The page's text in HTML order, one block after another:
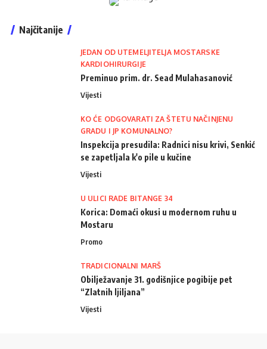
Najčitanije
JEDAN OD UTEMELJITELJA MOSTARSKE
KARDIOHIRURGIJE
Preminuo prim. dr. Sead Mulahasanović
Vijesti
KO ĆE ODGOVARATI ZA ŠTETU NAČINJENU
GRADU I JP KOMUNALNO?
Inspekcija presudila: Radnici nisu krivi, Senkić
se zapetljala k'o pile u kučine
Vijesti
U ULICI RADE BITANGE 34
Korica: Domaći okusi u modernom ruhu u
Mostaru
Promo
TRADICIONALNI MARŠ
Obilježavanje 31. godišnjice pogibije pet
“Zlatnih ljiljana”
Vijesti